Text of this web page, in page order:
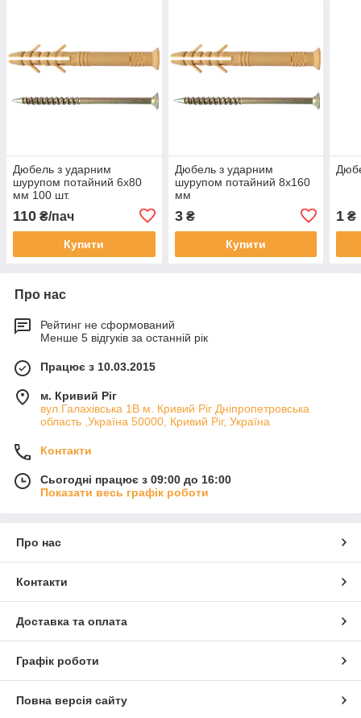
Дюбель з ударним
шурупом потайний 6х80
мм 100 шт.
110 ₴/пач
Купити
Дюбель з ударним
шурупом потайний 8х160
мм
3₴
Купити
1 ₴
Про нас
Рейтинг не сформований
Менше 5 відгуків за останній рік
Працює з 10.03.2015
м. Кривий Ріг
вул.Галахівська 1В м. Кривий Ріг Дніпропетровська
область ,Україна 50000, Кривий Ріг, Україна
Контакти
Сьогодні працює з 09:00 до 16:00
Показати весь графік роботи
Про нас
Контакти
Доставка та оплата
Графік роботи
Повна версія сайту